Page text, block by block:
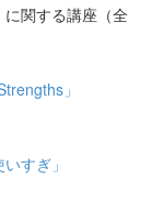
関する講座（全
」
すぎ」